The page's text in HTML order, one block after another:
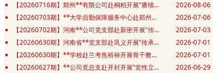
【20260716期】郑州**有限公司赴桐柏开展“赓续红色血脉 汲取奋进力量”党性修养专题培训班
2026-08-06
【20260703期】**大学后勤保障服务中心赴郑州开展“赓续精神践初心 实干笃行勇担当”主题党日活动
2026-07-06
【20260702期】河南**公司党支部赴新密开展“传承豫西抗战精神 筑牢党建应急先锋”主题党日活动
2026-07-03
【20260630期】河南省**党支部赴巩义开展“传承抗战精神 砥砺奋进新征程”庆七一主题党日活动
2026-07-01
【20260630期】**学校赴兰考焦裕禄开展骨干教师和班主任业务能力提升培训班
2026-07-01
【20260627期】**公司党总支赴开封开展“党性立身践政绩 清正廉洁葆底色”主题党日活动
2026-06-29